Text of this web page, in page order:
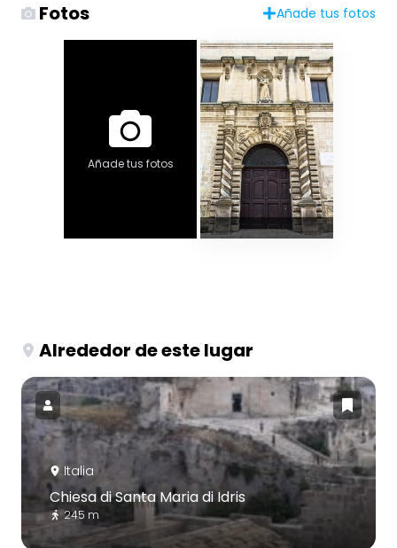
Fotos Añade tus fotos
Añade tus fotos
Alrededor de este lugar
Italia
Chiesa di Santa Maria di Idris
245 m